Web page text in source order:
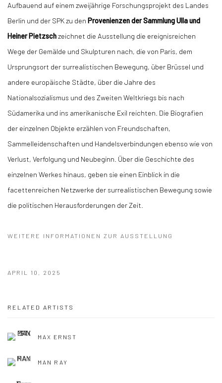
Aufbauend auf einem zweijährige Forschungsprojekt des Landes
Berlin und der SPK zu den Provenienzen der Sammlung Ulla und
Heiner Pietzschzeichnet die Ausstellung die ereignisreichen
Wege der Gemälde und Skulpturen nach, die von Paris, dem
Ursprungsort der surrealistischen Bewegung, über Brüssel und
andere europäische Städte, über die Jahre des
Nationalsozialismus und des Zweiten Weltkriegs bis nach
Südamerika und ins amerikanische Exil reichten. Die Biografien
der einzelnen Objekte erzählen von Freundschaften,
Sammelleidenschaften und Handelsverbindungen ebenso wie von
Verlust, Verfolgung und Neubeginn. Über die Geschichte des
einzelnen Werkes hinaus, geben sie einen Einblick in die
facettenreichen Netzwerke der surrealistischen Bewegung sowie
die politischen Herausforderungen der Zeit.
WEITERE INFORMATIONEN ZUR AUSSTELLUNG
APRIL 10, 2025
RELATED ARTISTS
MAX ERNST
MAN RAY